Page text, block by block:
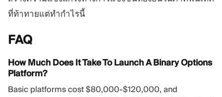
ที่ท้าทายแต่ทำกำไรนี้
FAQ
How Much Does It Take To Launch A Binary Options
Platform?
Basic platforms cost $80,000-$120,000, and